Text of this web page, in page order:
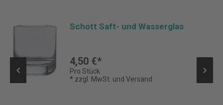
Schott Saft- und Wasserglas
4,50 €*
Pro Stück
* zzgl. MwSt. und Versand